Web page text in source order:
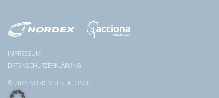
© 2026 NORDEX SE - DEUTSCH
IMPRESSUM
DATENSCHUTZERKLÄRUNG